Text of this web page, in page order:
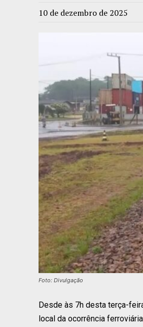
10 de dezembro de 2025
Foto: Divulgação
Desde às 7h desta terça-
local da ocorrência